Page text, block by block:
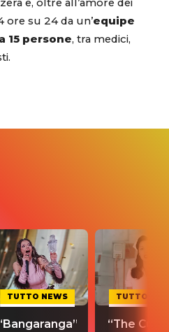
e, oltre all’amore dei
ore su 24 da un’equipe
15 persone, tra medici,
TUTTO NEWS TUTTO
“The